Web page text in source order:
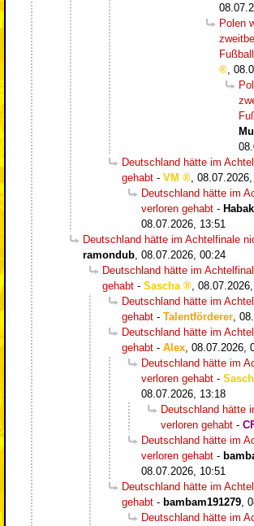
Polen
,
Deutschland hätte im
gehabt - VM ,
Deutschland hätte im
verloren gehabt -
08.07.2026, 13:51
Deutschland hätte im Achtelfinale
ramondub, 08.07.2026, 00:24
Deutschland hätte im
gehabt - Sascha ,
Deutschland hätte im
gehabt - Talentförderer,
Deutschland hätte im
gehabt - Alex, 08.07.2026,
Deutschland hätte im
verloren gehabt -
08.07.2026, 13:18
Deutschland hätte
verloren gehabt -
Deutschland hätte im
verloren gehabt -
08.07.2026, 10:51
Deutschland hätte im
gehabt - bambam191279,
Deutschland hätte im